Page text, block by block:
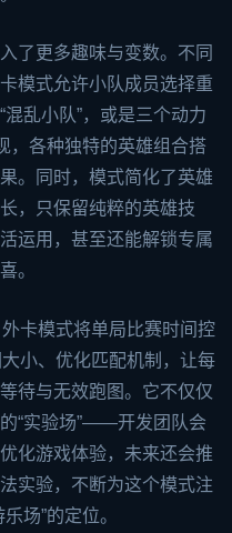
了更多趣味与变数。不同
模式允许小队成员选择重
乱小队”，或是三个动力
，各种独特的英雄组合搭
。同时，模式简化了英雄
，只保留纯粹的英雄技
运用，甚至还能解锁专属
。
卡模式将单局比赛时间控
小、优化匹配机制，让每
待与无效跑图。它不仅仅
“实验场”——开发团队会
化游戏体验，未来还会推
实验，不断为这个模式注
场”的定位。